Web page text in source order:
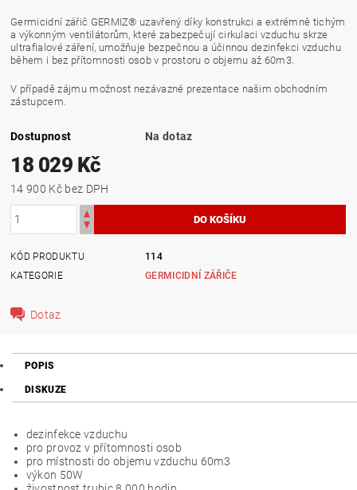
Germicidní zářič GERMIZ® uzavřený díky konstrukci a extrémně tichým
a výkonným ventilátorům, které zabezpečují cirkulaci vzduchu skrze
ultrafialové záření, umožňuje bezpečnou a účinnou dezinfekci vzduchu
během i bez přítomnosti osob v prostoru o objemu až 60m3.
V případě zájmu možnost nezávazné prezentace našim obchodním
zástupcem.
Dostupnost Na dotaz
18 029 Kč
14 900 Kč bez DPH
KÓD PRODUKTU
114
KATEGORIE
GERMICIDNÍ ZÁŘIČE
Dotaz
POPIS
DISKUZE
dezinfekce vzduchu
pro provoz v přítomnosti osob
pro místnosti do objemu vzduchu 60m3
výkon 50W